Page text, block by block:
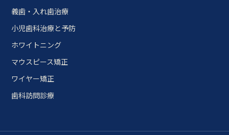
義歯・入れ歯治療
小児歯科治療と予防
ホワイトニング
マウスピース矯正
ワイヤー矯正
歯科訪問診療